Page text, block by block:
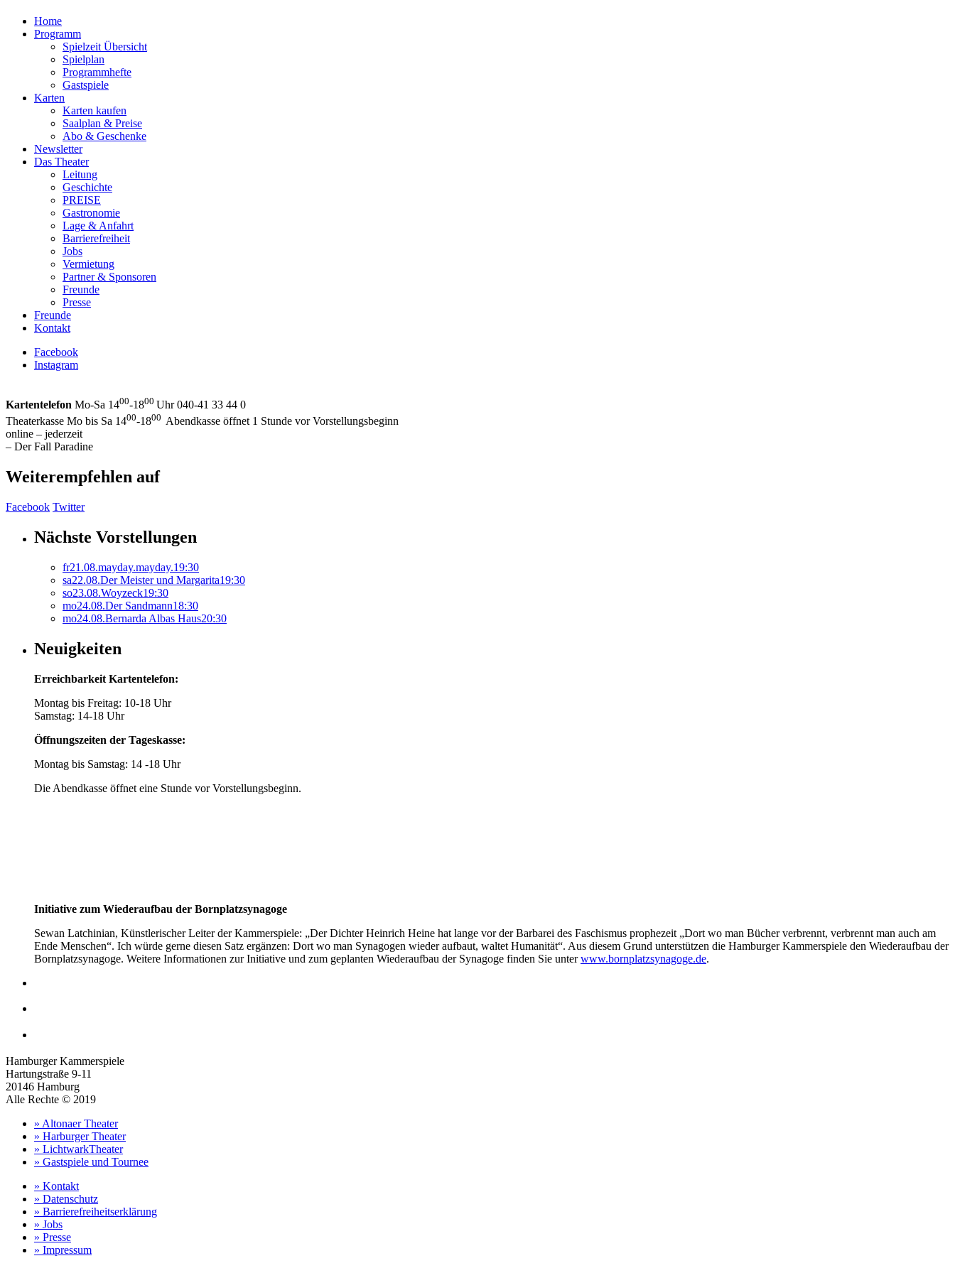
Home
Programm
Spielzeit Übersicht
Spielplan
Programmhefte
Gastspiele
Karten
Karten kaufen
Saalplan & Preise
Abo & Geschenke
Newsletter
Das Theater
Leitung
Geschichte
PREISE
Gastronomie
Lage & Anfahrt
Barrierefreiheit
Jobs
Vermietung
Partner & Sponsoren
Freunde
Presse
Freunde
Kontakt
Facebook
Instagram
Kartentelefon Mo-Sa 1400-1800 Uhr 040-41 33 44 0
Theaterkasse Mo bis Sa 1400-1800 Abendkasse öffnet 1 Stunde vor Vorstellungsbeginn
online – jederzeit
– Der Fall Paradine
Weiterempfehlen auf
Facebook Twitter
Nächste Vorstellungen
fr21.08.mayday.mayday.19:30
sa22.08.Der Meister und Margarita19:30
so23.08.Woyzeck19:30
mo24.08.Der Sandmann18:30
mo24.08.Bernarda Albas Haus20:30
Neuigkeiten
Erreichbarkeit Kartentelefon:
Montag bis Freitag: 10-18 Uhr
Samstag: 14-18 Uhr
Öffnungszeiten der Tageskasse:
Montag bis Samstag: 14 -18 Uhr
Die Abendkasse öffnet eine Stunde vor Vorstellungsbeginn.
Initiative zum Wiederaufbau der Bornplatzsynagoge
Sewan Latchinian, Künstlerischer Leiter der Kammerspiele: „Der Dichter Heinrich Heine hat lange vor der Barbarei des Faschismus prophezeit „Dort wo man Bücher verbrennt, verbrennt man auch am
Ende Menschen“. Ich würde gerne diesen Satz ergänzen: Dort wo man Synagogen wieder aufbaut, waltet Humanität“. Aus diesem Grund unterstützen die Hamburger Kammerspiele den Wiederaufbau der
Bornplatzsynagoge. Weitere Informationen zur Initiative und zum geplanten Wiederaufbau der Synagoge finden Sie unterwww.bornplatzsynagoge.de.
Hamburger Kammerspiele
Hartungstraße 9-11
20146 Hamburg
Alle Rechte © 2019
» Altonaer Theater
» Harburger Theater
» LichtwarkTheater
» Gastspiele und Tournee
» Kontakt
» Datenschutz
» Barrierefreiheitserklärung
» Jobs
» Presse
» Impressum